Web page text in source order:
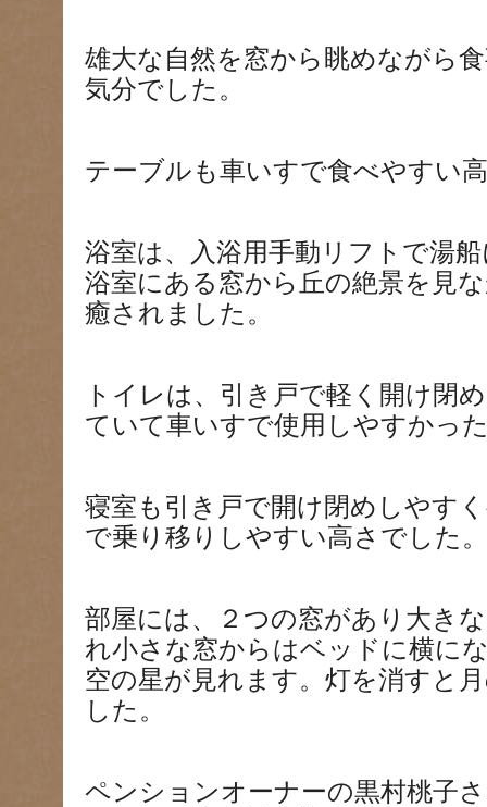
雄大な自然を窓から眺めながら
気分でした。
テーブルも車いすで食べやすい
浴室は、入浴用手動リフトで湯
浴室にある窓から丘の絶景を見
癒されました。
トイレは、引き戸で軽く開け閉
ていて車いすで使用しやすかっ
寝室も引き戸で開け閉めしやす
で乗り移りしやすい高さでした。
部屋には、２つの窓があり大き
れ小さな窓からはベッドに横に
空の星が見れます。灯を消すと
した。
ペンションオーナーの黒村桃子